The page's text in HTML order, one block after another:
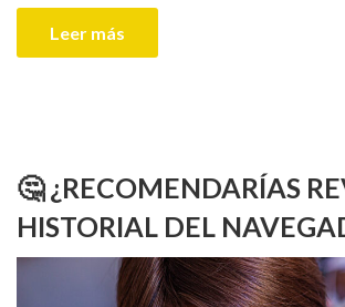
Leer más
🤔 ¿RECOMENDARÍAS
HISTORIAL DEL